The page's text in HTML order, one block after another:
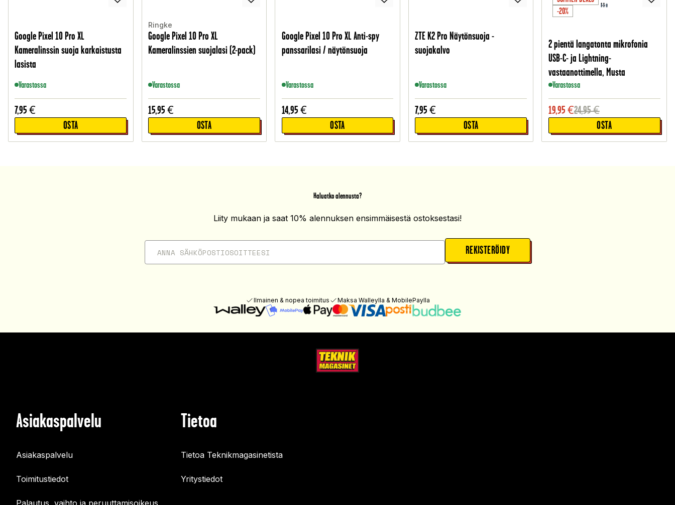
Google Pixel 10 Pro XL
Kameralinssin suoja karkaistusta
lasista
Varastossa
7,95 €
OSTA
Ringke
Google Pixel 10 Pro XL
Kameralinssien suojalasi (2-pack)
Varastossa
15,95 €
OSTA
Google Pixel 10 Pro XL Anti-spy
panssarilasi / näytönsuoja
Varastossa
14,95 €
OSTA
ZTE K2 Pro Näytönsuoja -
suojakalvo
Varastossa
7,95 €
OSTA
-20%
2 pientä langatonta mikrofonia
USB-C- ja Lightning-
vastaanottimella, Musta
Varastossa
19,95 €24,95€
OSTA
Haluatko alennusta?
Liity mukaan ja saat 10% alennuksen ensimmäisestä ostoksestasi!
REKISTERÖIDY
Ilmainen & nopea toimitus Maksa Walleylla & MobilePaylla
Asiakaspalvelu
Asiakaspalvelu
Toimitustiedot
Palautus, vaihto ja peruuttamisoikeus
Tietoa
Tietoa Teknikmagasinetista
Yritystiedot